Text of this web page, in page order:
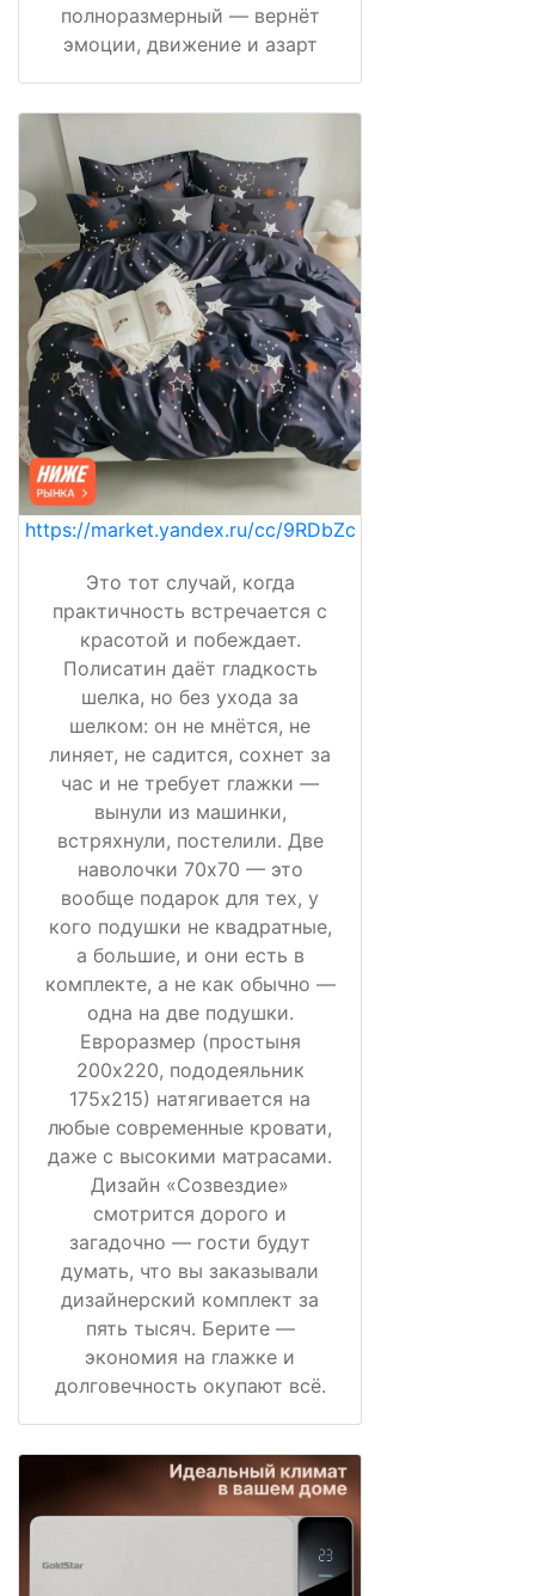
полноразмерный — вернёт
эмоции, движение и азарт
https://market.yandex.ru/cc/9RDbZc
Это тот случай, когда
практичность встречается с
красотой и побеждает.
Полисатин даёт гладкость
шелка, но без ухода за
шелком: он не мнётся, не
линяет, не садится, сохнет за
час и не требует глажки —
вынули из машинки,
встряхнули, постелили. Две
наволочки 70х70 — это
вообще подарок для тех, у
кого подушки не квадратные,
а большие, и они есть в
комплекте, а не как обычно —
одна на две подушки.
Евроразмер (простыня
200х220, пододеяльник
175х215) натягивается на
любые современные кровати,
даже с высокими матрасами.
Дизайн «Созвездие»
смотрится дорого и
загадочно — гости будут
думать, что вы заказывали
дизайнерский комплект за
пять тысяч. Берите —
экономия на глажке и
долговечность окупают всё.